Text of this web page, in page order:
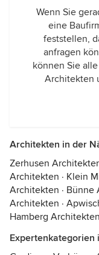
Wenn Sie
eine
feststellen,
anfragen
können Sie
Architekten
Architekten in der
Zerhusen
Architekten · Klein
Architekten · Bünne
Architekten ·
Hamberg Architekten
Expertenkategorien